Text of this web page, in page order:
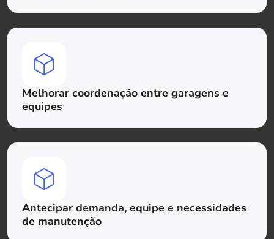
Melhorar coordenação entre garagens e
equipes
Antecipar demanda, equipe e necessidades
de manutenção